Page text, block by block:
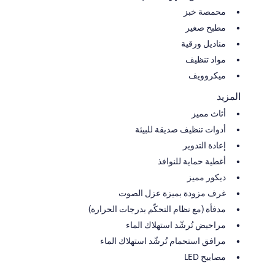
محمصة خبز
مطبخ صغير
مناديل ورقية
مواد تنظيف
ميكروويف
المزيد
أثاث مميز
أدوات تنظيف صديقة للبيئة
إعادة التدوير
أغطية حماية للنوافذ
ديكور مميز
غرف مزودة بميزة عزل الصوت
مدفأة (مع نظام التحكّم بدرجات الحرارة)
مراحيض تُرشّد استهلاك الماء
مرافق استحمام تُرشّد استهلاك الماء
مصابيح LED